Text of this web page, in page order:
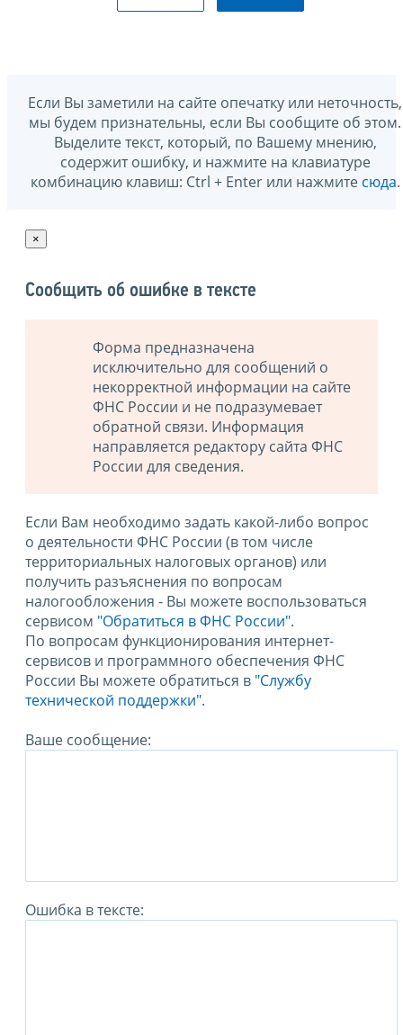
Если Вы заметили на сайте опечатку или неточность,
мы будем признательны, если Вы сообщите об этом.
Выделите текст, который, по Вашему мнению,
содержит ошибку, и нажмите на клавиатуре
комбинацию клавиш: Ctrl + Enter или нажмите сюда.
×
Сообщить об ошибке в тексте
Форма предназначена
исключительно для сообщений о
некорректной информации на сайте
ФНС России и не подразумевает
обратной связи. Информация
направляется редактору сайта ФНС
России для сведения.
Если Вам необходимо задать какой-либо вопрос
о деятельности ФНС России (в том числе
территориальных налоговых органов) или
получить разъяснения по вопросам
налогообложения - Вы можете воспользоваться
сервисом "Обратиться в ФНС России".
По вопросам функционирования интернет-
сервисов и программного обеспечения ФНС
России Вы можете обратиться в "Службу
технической поддержки".
Ваше сообщение:
Ошибка в тексте: